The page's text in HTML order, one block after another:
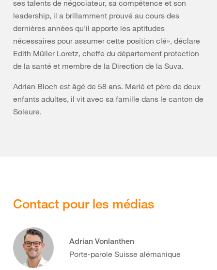
ses talents de négociateur, sa compétence et son
leadership, il a brillamment prouvé au cours des
dernières années qu’il apporte les aptitudes
nécessaires pour assumer cette position clé», déclare
Edith Müller Loretz, cheffe du département protection
de la santé et membre de la Direction de la Suva.
Adrian Bloch est âgé de 58 ans. Marié et père de deux
enfants adultes, il vit avec sa famille dans le canton de
Soleure.
Contact pour les médias
Adrian Vonlanthen
Porte-parole Suisse alémanique